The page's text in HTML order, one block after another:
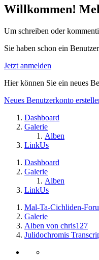
Willkommen!
Um schreiben oder
Sie haben schon ein
Jetzt anmelden
Hier können Sie ein neues
Neues Benutzerkonto
Dashboard
Galerie
Alben
LinkUs
Dashboard
Galerie
Alben
LinkUs
Mal-Ta-Cichliden-
Galerie
Alben von chris127
Julidochromis